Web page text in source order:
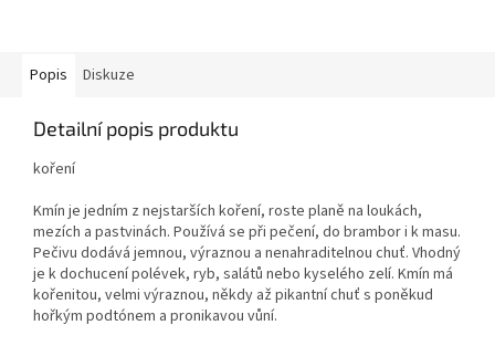
Popis Diskuze
Detailní popis produktu
koření
Kmín je jedním z nejstarších koření, roste planě na loukách,
mezích a pastvinách. Používá se při pečení, do brambor i k masu.
Pečivu dodává jemnou, výraznou a nenahraditelnou chuť. Vhodný
je k dochucení polévek, ryb, salátů nebo kyselého zelí. Kmín má
kořenitou, velmi výraznou, někdy až pikantní chuť s poněkud
hořkým podtónem a pronikavou vůní.